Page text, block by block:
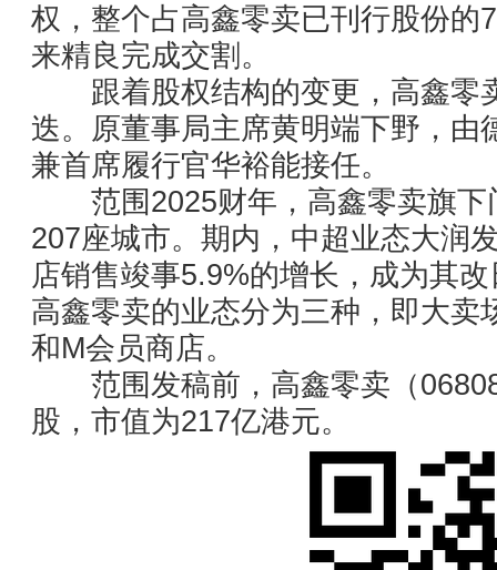
权，整个占高鑫零卖已刊行股份的
来精良完成交割。
跟着股权结构的变更，高鑫零
迭。原董事局主席黄明端下野，由
兼首席履行官华裕能接任。
范围2025财年，高鑫零卖旗下
207座城市。期内，中超业态大润
店销售竣事5.9%的增长，成为其
高鑫零卖的业态分为三种，即大卖
和M会员商店。
范围发稿前，高鑫零卖（
股，市值为217亿港元。